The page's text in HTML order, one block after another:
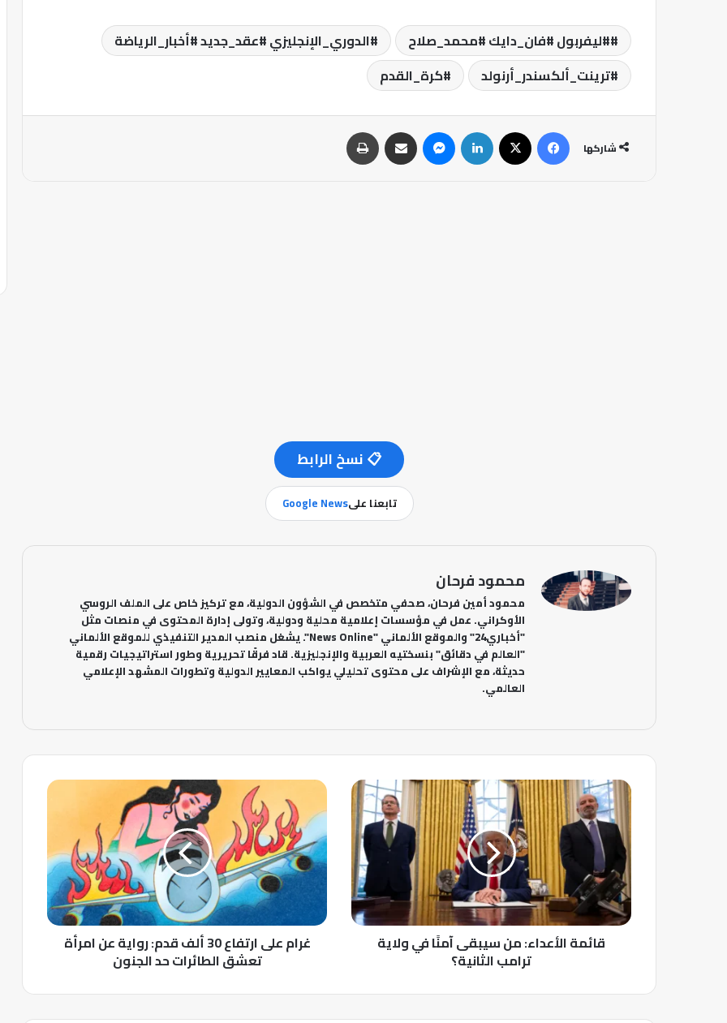
#ليفربول #فان_دايك #محمد_صلاح
الدوري_الإنجليزي #عقد_جديد #أخبار_الرياضة
ترينت_ألكسندر_أرنولد
كرة_القدم
شاركها
📋 نسخ الرابط
تابعنا علىGoogle News
محمود فرحان
محمود أمين فرحان، صحفي متخصص في الشؤون الدولية، مع تركيز خاص على الملف الروسي
الأوكراني. عمل في مؤسسات إعلامية محلية ودولية، وتولى إدارة المحتوى في منصات مثل
"أخباري24" والموقع الألماني "News Online". يشغل منصب المدير التنفيذي للموقع الألماني
"العالم في دقائق" بنسختيه العربية والإنجليزية. قاد فرقًا تحريرية وطور استراتيجيات رقمية
حديثة، مع الإشراف على محتوى تحليلي يواكب المعايير الدولية وتطورات المشهد الإعلامي
العالمي.
ق
ا
م
ة
ا
ل
أ
ع
:
قائمة الأعداء: من سيبقى آمنًا في ولاية
ترامب الثانية؟
غ
ر
م
ع
ل
ى
ر
ع
غرام على ارتفاع 30 ألف قدم: رواية عن امرأة
تعشق الطائرات حد الجنون